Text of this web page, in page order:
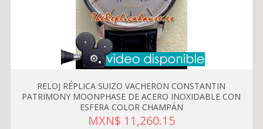
RELOJ RÉPLICA SUIZO VACHERON CONSTANTIN
PATRIMONY MOONPHASE DE ACERO INOXIDABLE CON
ESFERA COLOR CHAMPÁN
MXN$ 11,260.15